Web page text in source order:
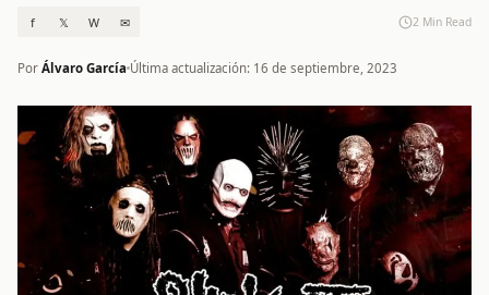
f 𝕏 W ✉ 2 Min Read
Por Álvaro García Última actualización: 16 de septiembre, 2023